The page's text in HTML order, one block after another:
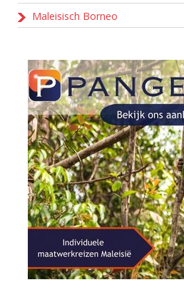
Maleisisch Borneo